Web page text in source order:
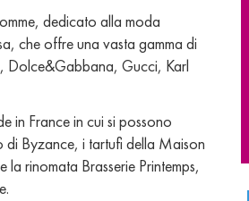
dedicato alla moda
che offre una vasta gamma di
Dolce&Gabbana, Gucci, Karl
in France in cui si possono
Byzance, i tartufi della Maison
rinomata Brasserie Printemps,